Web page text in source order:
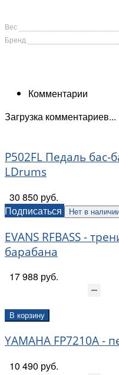
Вес
Бренд
Комментарии
Загрузка комментариев...
P502FL Педаль бас-
LDrums
30 850 руб.
Подписаться
Нет в
EVANS RFBASS -
барабана
17 988 руб.
В корзину
YAMAHA FP7210A -
10 490 руб.